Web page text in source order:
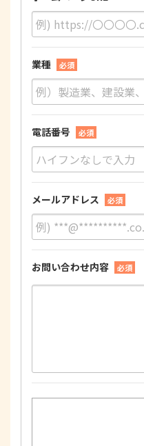
業種 必須
電話番号 必須
メールアドレス 必須
お問い合わせ内容 必須